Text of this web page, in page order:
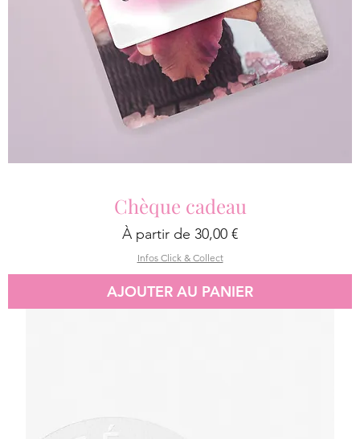
Chèque cadeau
À partir de 30,00 €
Prix promotionnel
Infos Click & Collect
AJOUTER AU PANIER